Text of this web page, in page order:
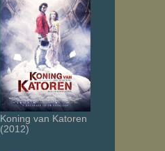
Koning van Katoren
(2012)